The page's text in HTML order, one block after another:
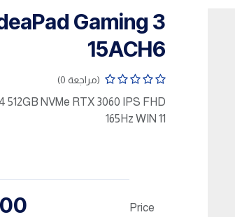
Gaming 3
15ACH6
(مراجعة 0)
512GB NVMe RTX 3060 IPS FHD
165Hz WIN 11
Price